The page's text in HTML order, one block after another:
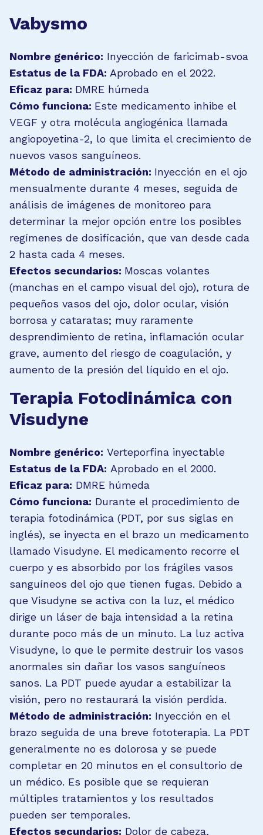
Vabysmo
Nombre genérico: Inyección de faricimab-svoa
Estatus de la FDA: Aprobado en el 2022.
Eficaz para: DMRE húmeda
Cómo funciona: Este medicamento inhibe el
VEGF y otra molécula angiogénica llamada
angiopoyetina-2, lo que limita el crecimiento de
nuevos vasos sanguíneos.
Método de administración: Inyección en el ojo
mensualmente durante 4 meses, seguida de
análisis de imágenes de monitoreo para
determinar la mejor opción entre los posibles
regímenes de dosificación, que van desde cada
2 hasta cada 4 meses.
Efectos secundarios: Moscas volantes
(manchas en el campo visual del ojo), rotura de
pequeños vasos del ojo, dolor ocular, visión
borrosa y cataratas; muy raramente
desprendimiento de retina, inflamación ocular
grave, aumento del riesgo de coagulación, y
aumento de la presión del líquido en el ojo.
Terapia Fotodinámica con
Visudyne
Nombre genérico: Verteporfina inyectable
Estatus de la FDA: Aprobado en el 2000.
Eficaz para: DMRE húmeda
Cómo funciona: Durante el procedimiento de
terapia fotodinámica (PDT, por sus siglas en
inglés), se inyecta en el brazo un medicamento
llamado Visudyne. El medicamento recorre el
cuerpo y es absorbido por los frágiles vasos
sanguíneos del ojo que tienen fugas. Debido a
que Visudyne se activa con la luz, el médico
dirige un láser de baja intensidad a la retina
durante poco más de un minuto. La luz activa
Visudyne, lo que le permite destruir los vasos
anormales sin dañar los vasos sanguíneos
sanos. La PDT puede ayudar a estabilizar la
visión, pero no restaurará la visión perdida.
Método de administración: Inyección en el
brazo seguida de una breve fototerapia. La PDT
generalmente no es dolorosa y se puede
completar en 20 minutos en el consultorio de
un médico. Es posible que se requieran
múltiples tratamientos y los resultados
pueden ser temporales.
Efectos secundarios: Dolor de cabeza,